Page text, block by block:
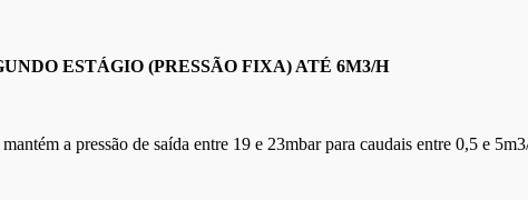
ESTÁGIO (PRESSÃO FIXA) ATÉ 6M3/H
a pressão de saída entre 19 e 23mbar para caudais entre 0,5 e